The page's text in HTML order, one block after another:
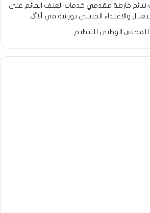
2 يشارك نتائح خارطة مقدمي خدمات العنف القائم على
والاعتداء الجنسي بورشة في ألاگ
للمجلس الوطني للتنظيم